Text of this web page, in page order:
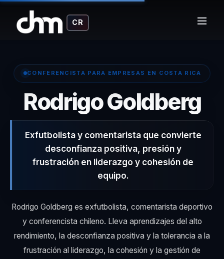
CR
CONFERENCISTA PARA EMPRESAS EN COSTA RICA
Rodrigo Goldberg–
Exfutbolista y comentarista que convierte
desconfianza positiva, presión y
frustración en liderazgo y cohesión de
equipo.
Rodrigo Goldberg es exfutbolista, comentarista deportivo
y conferencista chileno. Lleva aprendizajes del alto
rendimiento, la desconfianza positiva y la tolerancia a la
frustración al liderazgo, la cohesión y la gestión de